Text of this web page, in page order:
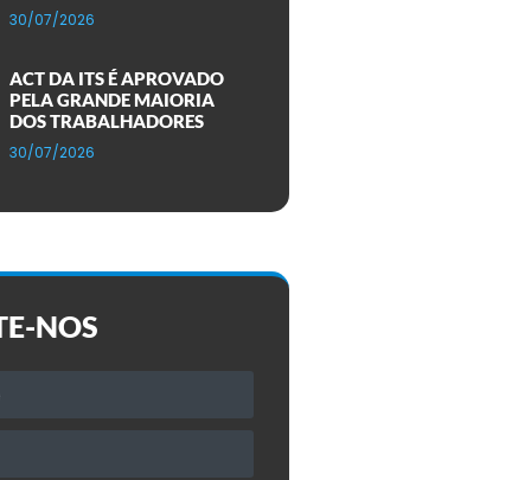
30/07/2026
ACT DA ITS É APROVADO
PELA GRANDE MAIORIA
DOS TRABALHADORES
30/07/2026
NOS